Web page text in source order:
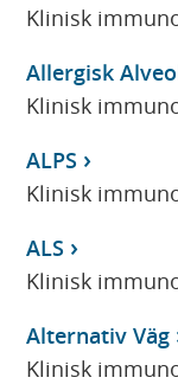
Klinisk
Allergisk
Klinisk
ALPS
Klinisk
ALS
Klinisk
Alternativ Väg
Klinisk